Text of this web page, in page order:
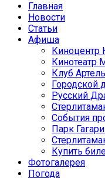
Главная
Новости
Статьи
Афиша
Киноцентр
Кинотеатр
Клуб Артель
Городской
Русский
События
Парк
Купить
Фотогалерея
Погода